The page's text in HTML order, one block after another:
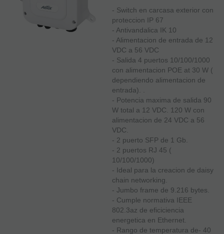
- Switch en carcasa exterior con
proteccion IP 67
- Antivandalica IK 10
- Alimentacion de entrada de 12
VDC a 56 VDC
- Salida 4 puertos 10/100/1000
con alimentacion POE at 30 W (
dependiendo alimentacion de
entrada). .
- Potencia maxima de salida 90
W total a 12 VDC. 120 W con
alimentacion de 24 VDC a 56
VDC.
- 2 puerto SFP de 1 Gb.
- 2 puertos RJ 45 (
10/100/1000)
- Ideal para la creacion de daisy
chain networking.
- Jumbo frame de 9.216 bytes.
- Cumple normativa IEEE
802.3az de eficiciencia
energetica en Ethernet.
- Rango de temperatura de- 40